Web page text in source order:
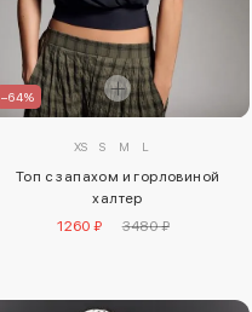
–64%
XS S M L
Топ с запахом и горловиной
халтер
1260 ₽
3480 ₽